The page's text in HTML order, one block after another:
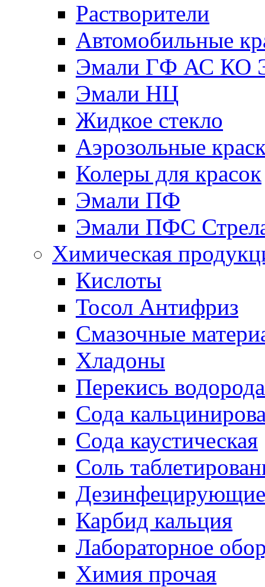
Растворители
Автомобильные
Эмали ГФ АС КО
Эмали НЦ
Жидкое стекло
Аэрозольные
Колеры для красок
Эмали ПФ
Эмали ПФС
Химическая
Кислоты
Тосол Антифриз
Смазочные
Хладоны
Перекись водорода
Сода
Сода каустическая
Соль
Дезинфецирующие
Карбид кальция
Лабораторное
Химия прочая